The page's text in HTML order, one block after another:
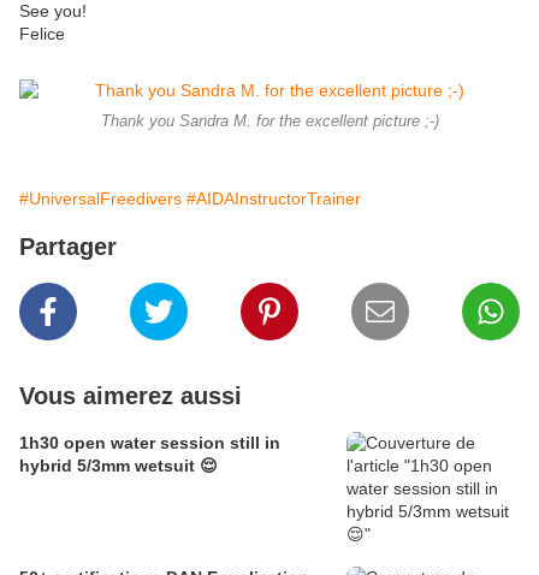
See you!
Felice
Thank you Sandra M. for the excellent picture ;-)
#UniversalFreedivers #AIDAInstructorTrainer
Partager
Vous aimerez aussi
1h30 open water session still in
hybrid 5/3mm wetsuit 😌